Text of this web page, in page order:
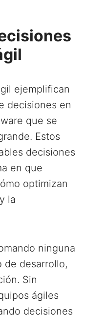
ejemplifican
decisiones en
que se
Estos
decisiones
en que
optimizan
la
ninguna
de desarrollo,
Sin
ágiles
decisiones